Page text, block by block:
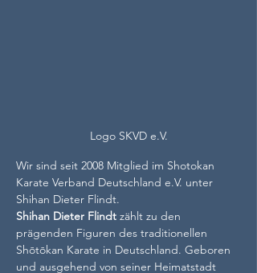
Logo SKVD e.V.
Wir sind seit 2008 Mitglied im Shotokan
Karate Verband Deutschland e.V. unter
Shihan Dieter Flindt.
Shihan Dieter Flindt zählt zu den
prägenden Figuren des traditionellen
Shōtōkan Karate in Deutschland. Geboren
und ausgehend von seiner Heimatstadt